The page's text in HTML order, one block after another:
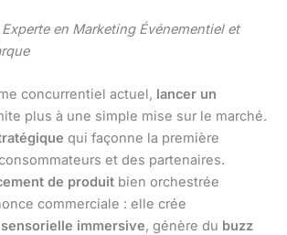
en Marketing Événementiel et
concurrentiel actuel, lancer un
plus à une simple mise sur le marché.
qui façonne la première
et des partenaires.
de produit bien orchestrée
commerciale : elle crée
immersive, génère du buzz